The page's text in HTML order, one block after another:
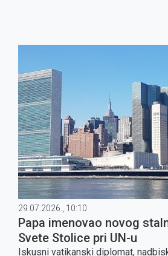
29.07.2026., 10:10
Papa imenovao novog
Svete Stolice pri UN-u
Iskusni vatikanski diplomat,